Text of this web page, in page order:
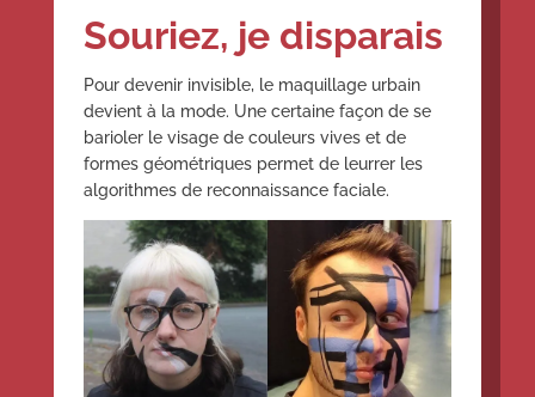
Souriez, je disparais
Pour devenir invisible, le maquillage urbain
devient à la mode. Une certaine façon de se
barioler le visage de couleurs vives et de
formes géométriques permet de leurrer les
algorithmes de reconnaissance faciale.